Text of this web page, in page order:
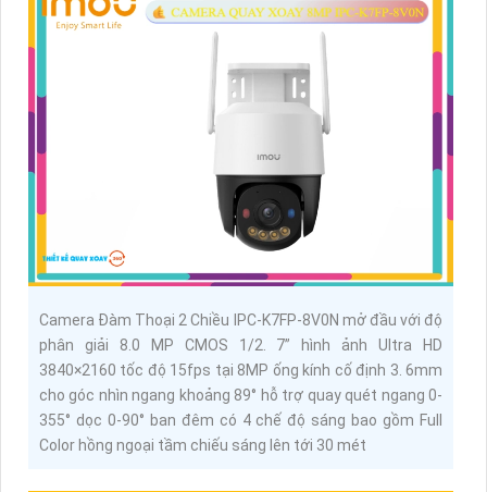
Camera Đàm Thoại 2 Chiều IPC-K7FP-8V0N mở đầu với độ
phân giải 8.0 MP CMOS 1/2. 7” hình ảnh Ultra HD
3840×2160 tốc độ 15fps tại 8MP ống kính cố định 3. 6mm
cho góc nhìn ngang khoảng 89° hỗ trợ quay quét ngang 0-
355° dọc 0-90° ban đêm có 4 chế độ sáng bao gồm Full
Color hồng ngoại tầm chiếu sáng lên tới 30 mét